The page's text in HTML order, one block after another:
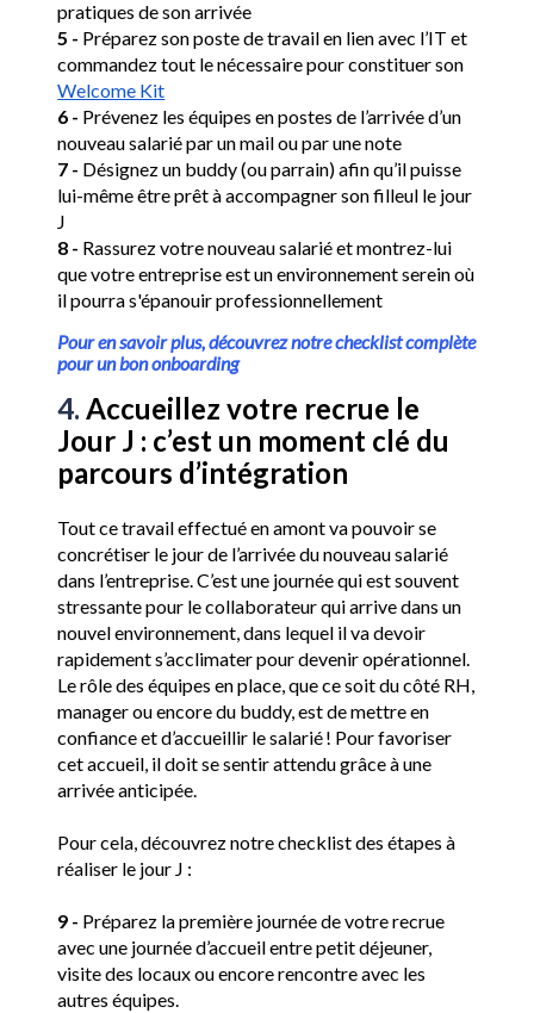
pratiques de son arrivée
5 - Préparez son poste de travail en lien avec l’IT et
Welcome Kit
6 - Prévenez les équipes en postes de l’arrivée d’un
nouveau salarié par un mail ou par une note
7 - Désignez un buddy (ou parrain) afin qu’il puisse
lui-même être prêt à accompagner son filleul le jour
J
8 - Rassurez votre nouveau salarié et montrez-lui
que votre entreprise est un environnement serein où
il pourra s'épanouir professionnellement
Pour en savoir plus, découvrez notre checklist complète
pour un bon onboarding
4. Accueillez votre recrue le
Jour J : c’est un moment clé du
parcours d’intégration
Tout ce travail effectué en amont va pouvoir se
concrétiser le jour de l’arrivée du nouveau salarié
dans l’entreprise. C’est une journée qui est souvent
stressante pour le collaborateur qui arrive dans un
nouvel environnement, dans lequel il va devoir
rapidement s’acclimater pour devenir opérationnel.
Le rôle des équipes en place, que ce soit du côté RH,
manager ou encore du buddy, est de mettre en
confiance et d’accueillir le salarié ! Pour favoriser
cet accueil, il doit se sentir attendu grâce à une
arrivée anticipée.
Pour cela, découvrez notre checklist des étapes à
réaliser le jour J :
9 - Préparez la première journée de votre recrue
avec une journée d’accueil entre petit déjeuner,
visite des locaux ou encore rencontre avec les
autres équipes.